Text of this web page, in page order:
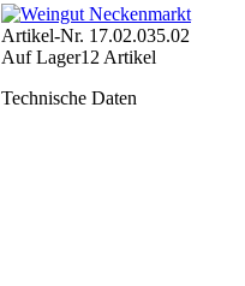
Artikel-Nr. 17.02.035.02
Auf Lager12 Artikel
Technische Daten